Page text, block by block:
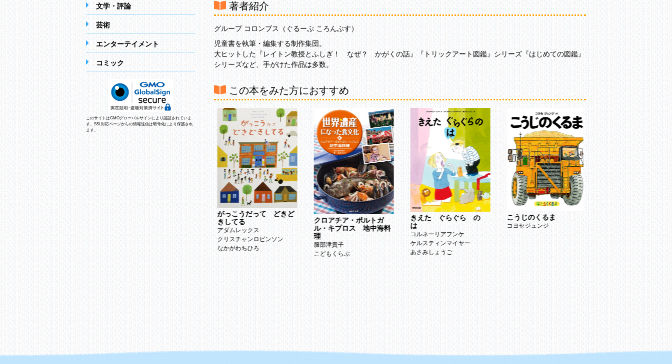
文学・評論
芸術
エンターテイメント
コミック
このサイトはGMOグローバルサインにより認証されていま
す。SSL対応ページからの情報送信は暗号化により保護され
ます。
著者紹介
グループ コロンブス（ぐるーぷ ころんぶす）
児童書を執筆・編集する制作集団。
大ヒットした『レイトン教授とふしぎ！ なぜ？ かがくの話』『トリックアート図鑑』シリーズ『はじめての図鑑』
シリーズなど、手がけた作品は多数。
この本をみた方におすすめ
エドヴィアー
ともだちは きつね
がっこうだって どきど
きしてる
アダムレックス
クリスチャンロビンソン
なかがわちひろ
クロアチア・ポルトガ
ル・キプロス 地中海料
理
服部津貴子
こどもくらぶ
きえた ぐらぐら の
は
コルネーリアフンケ
ケルスティンマイヤー
あさみしょうご
こうじのくるま
コヨセジュンジ
ー3 学校と町でレッツ